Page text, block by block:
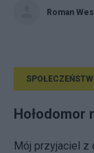
Roman
Hołodomor
Mój przyjaciel z